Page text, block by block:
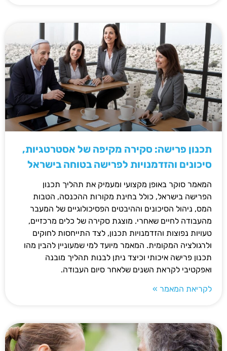
תכנון פרישה: סקירה מקיפה של אסטרטגיות,
סיכונים והזדמנויות לפרישה בטוחה בישראל
המאמר סוקר באופן מקצועי ומעמיק את תהליך תכנון
הפרישה בישראל, כולל בחינת מקורות ההכנסה, הטבות
המס, ניהול הסיכונים וההיבטים הפסיכולוגיים של המעבר
מהעבודה לחיים שאחרי. מוצגת סקירה של כלים מרכזיים,
טעויות נפוצות והזדמנויות תכנון, לצד התייחסות לחוקים
ולרגולציה המקומית. המאמר מיועד למי שמעוניין להבין מהו
תכנון פרישה איכותי וכיצד ניתן לבנות תהליך מובנה
ואפקטיבי לקראת השנים שלאחר סיום העבודה.
לקריאת המאמר »